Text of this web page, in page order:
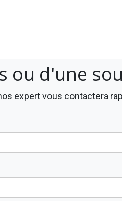
ou d'une
expert vous contactera